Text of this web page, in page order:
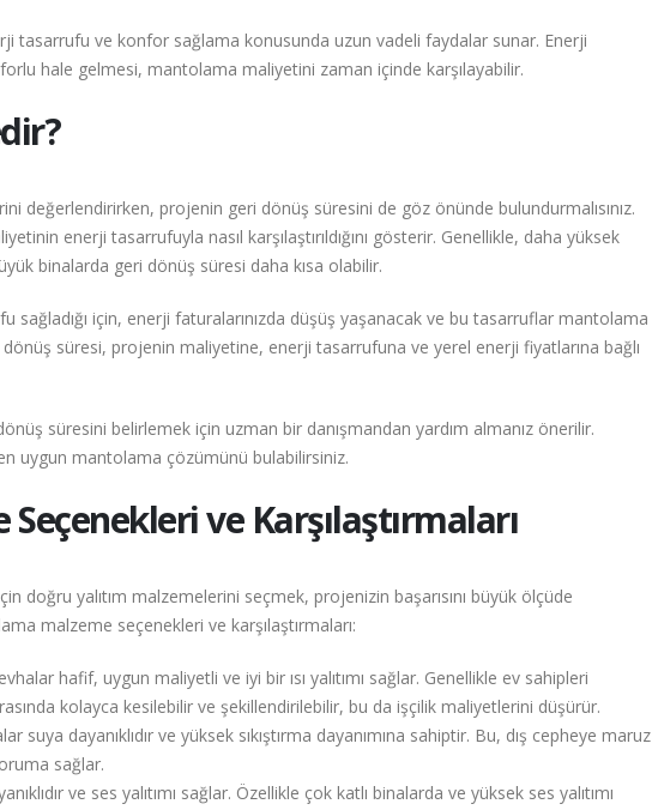
tasarrufu ve konfor sağlama konusunda uzun vadeli faydalar sunar. Enerji
hale gelmesi, mantolama maliyetini zaman içinde karşılayabilir.
değerlendirirken, projenin geri dönüş süresini de göz önünde bulundurmalısınız.
enerji tasarrufuyla nasıl karşılaştırıldığını gösterir. Genellikle, daha yüksek
binalarda geri dönüş süresi daha kısa olabilir.
sağladığı için, enerji faturalarınızda düşüş yaşanacak ve bu tasarruflar mantolama
süresi, projenin maliyetine, enerji tasarrufuna ve yerel enerji fiyatlarına bağlı
süresini belirlemek için uzman bir danışmandan yardım almanız önerilir.
uygun mantolama çözümünü bulabilirsiniz.
ve Karşılaştırmaları
doğru yalıtım malzemelerini seçmek, projenizin başarısını büyük ölçüde
malzeme seçenekleri ve karşılaştırmaları:
hafif, uygun maliyetli ve iyi bir ısı yalıtımı sağlar. Genellikle ev sahipleri
kolayca kesilebilir ve şekillendirilebilir, bu da işçilik maliyetlerini düşürür.
suya dayanıklıdır ve yüksek sıkıştırma dayanımına sahiptir. Bu, dış cepheye maruz
sağlar.
ve ses yalıtımı sağlar. Özellikle çok katlı binalarda ve yüksek ses yalıtımı